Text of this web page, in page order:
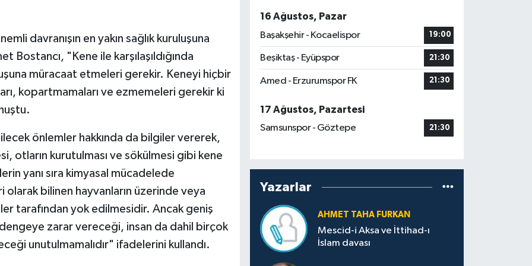
davranışın en yakın sağlık kuruluşuna
"Kene ile karşılaşıldığında
müracaat etmeleri gerekir. Keneyi hiçbir
kopartmamaları ve ezmemeleri gerekir ki
önlemler hakkında da bilgiler vererek,
otların kurutulması ve sökülmesi gibi kene
yanı sıra kimyasal mücadelede
olarak bilinen hayvanların üzerinde veya
tarafından yok edilmesidir. Ancak geniş
zarar vereceği, insan da dahil birçok
unutulmamalıdır" ifadelerini kullandı.
16 Ağustos, Pazar
Başakşehir - Kocaelispor
19:00
Beşiktaş - Eyüpspor 21:30
Amed - Erzurumspor FK 21:30
17 Ağustos, Pazartesi
Samsunspor - Göztepe
21:30
Yazarlar
AHMET TAHA FURKAN
Mescid-i Aksa ve İttihad-ı
İslam davası